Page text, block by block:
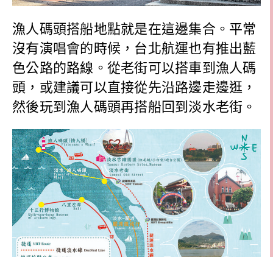
漁人碼頭搭船地點就是在這邊集合。平常
沒有演唱會的時候，台北航運也有推出藍
色公路的路線。從老街可以搭車到漁人碼
頭，或建議可以直接從先沿路邊走邊逛，
然後玩到漁人碼頭再搭船回到淡水老街。